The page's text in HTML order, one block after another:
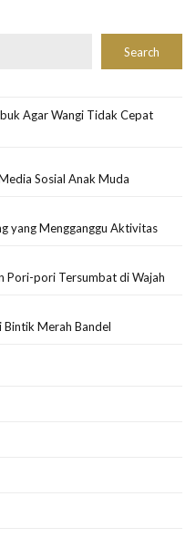
Search
Agar Wangi Tidak Cepat
Sosial Anak Muda
yang Mengganggu Aktivitas
Pori-pori Tersumbat di Wajah
Merah Bandel